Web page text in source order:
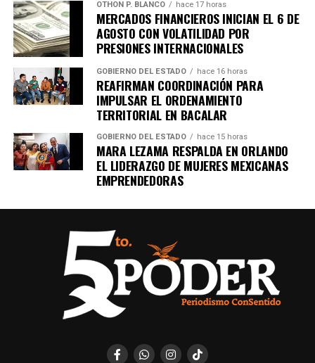
importantes de Quintana Roo directamente
en tu teléfono.
Unirme al canal de WhatsApp
OTHON P. BLANCO hace 17 horas
MERCADOS FINANCIEROS INICIAN EL 6 DE
AGOSTO CON VOLATILIDAD POR
PRESIONES INTERNACIONALES
GOBIERNO DEL ESTADO hace 16 horas
REAFIRMAN COORDINACIÓN PARA
IMPULSAR EL ORDENAMIENTO
TERRITORIAL EN BACALAR
GOBIERNO DEL ESTADO hace 15 horas
MARA LEZAMA RESPALDA EN ORLANDO
EL LIDERAZGO DE MUJERES MEXICANAS
EMPRENDEDORAS